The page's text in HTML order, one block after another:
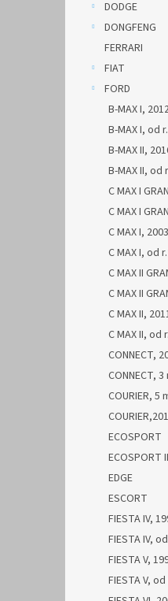
DODGE
DONGFENG
FERRARI
FIAT
FORD
B-MAX I,
B-MAX I, od
B-MAX II,
B-MAX II, od
C MAX I
C MAX I
C MAX I,
C MAX I, od
C MAX II
C MAX II
C MAX II,
C MAX II, od
CONNECT,
CONNECT,
COURIER, 5
ECOSPORT
ECOSPORT
EDGE
ESCORT
FIESTA IV,
FIESTA IV,
FIESTA V,
FIESTA V,